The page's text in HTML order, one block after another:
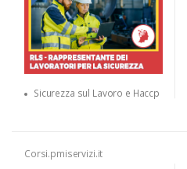
Sicurezza sul Lavoro e Haccp
Corsi.pmiservizi.it